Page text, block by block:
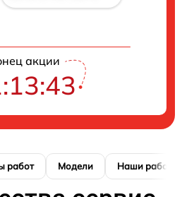
акции
работ Модели Наши работы